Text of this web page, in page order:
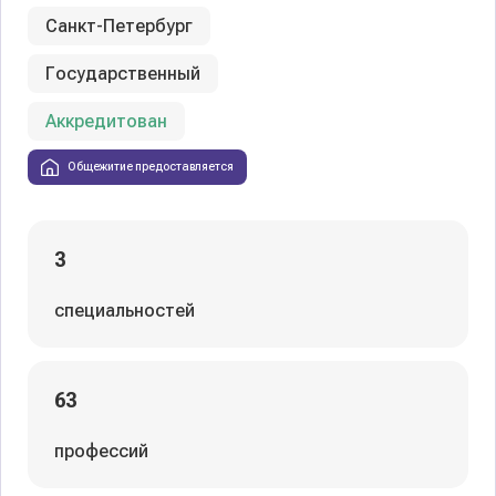
Санкт-Петербург
Государственный
Аккредитован
Общежитие предоставляется
3
специальностей
63
профессий